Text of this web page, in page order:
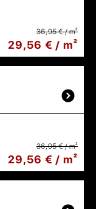
36,95 € / m²
29,56 € / m²
36,95 € / m²
29,56 € / m²